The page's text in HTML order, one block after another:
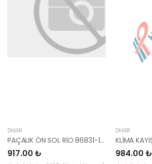
DIĞER
PAÇALIK ÖN SOL RİO 86831-1G000-HMC
917.00 ₺
DIĞER
984.00 ₺